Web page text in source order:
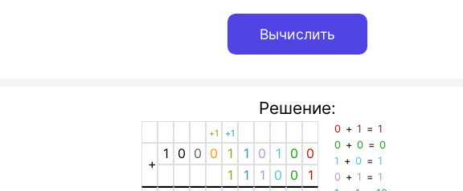
Решение:
+1 +1
+
1 0 0 0 1 1 0 1 0 0
1
1 1 0 0
1
0 +1 =1
0 +0 =0
1 +0 =1
0 + 1 = 1